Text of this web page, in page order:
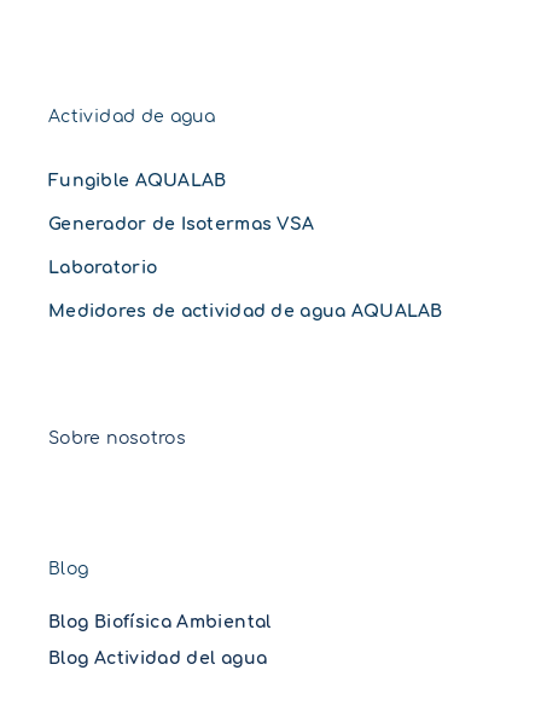
Actividad de agua
Fungible AQUALAB
Generador de Isotermas VSA
Laboratorio
Medidores de actividad de agua AQUALAB
Sobre nosotros
Blog
Blog Biofísica Ambiental
Blog Actividad del agua